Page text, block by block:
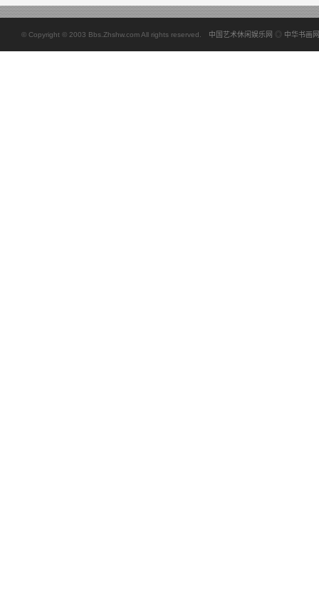
© Copyright © 2003 Bbs.Zhshw.com All rights reserved. 中国艺术休闲娱乐网 ◎ 中华书画网